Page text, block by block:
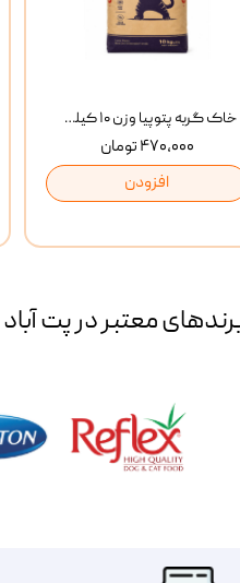
خاک گربه پتوپیا وزن ۱۰ کیلوگرم
۴۷۰,۰۰۰ تومان
افزودن
معتبر در پت آباد